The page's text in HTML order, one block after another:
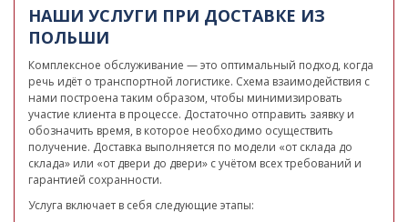
НАШИ УСЛУГИ ПРИ ДОСТАВКЕ ИЗ
ПОЛЬШИ
Комплексное обслуживание — это оптимальный подход, когда
речь идёт о транспортной логистике. Схема взаимодействия с
нами построена таким образом, чтобы минимизировать
участие клиента в процессе. Достаточно отправить заявку и
обозначить время, в которое необходимо осуществить
получение. Доставка выполняется по модели «от склада до
склада» или «от двери до двери» с учётом всех требований и
гарантией сохранности.
Услуга включает в себя следующие этапы: